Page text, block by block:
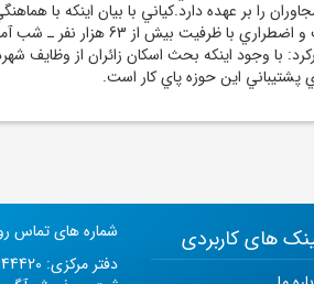
را بر عهده دارد.کياني با بيان اينکه با
صورت‌گرفته، 51 مرکز اسکان موقت و اضطراري با ظرفيت بيش از 63 هزار
با وجود اينکه بحث اسکان زائران از وظايف
پشتيباني اين حوزه پاي کار است.
شماره های تماس
دفتر مرکزی: 02177644420
های کاربردی